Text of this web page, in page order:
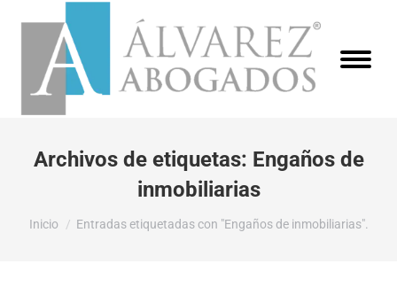
Archivos de etiquetas: Engaños de
inmobiliarias
Estás aquí:
Inicio Entradas etiquetadas con "Engaños de inmobiliarias".